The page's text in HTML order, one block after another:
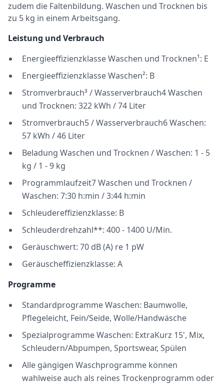
zudem die Faltenbildung. Waschen und Trocknen bis
zu 5 kg in einem Arbeitsgang.
Leistung und Verbrauch
Energieeffizienzklasse Waschen und Trocknen¹: E
Energieeffizienzklasse Waschen²: B
Stromverbrauch³ / Wasserverbrauch4 Waschen
und Trocknen: 322 kWh / 74 Liter
Stromverbrauch5 / Wasserverbrauch6 Waschen:
57 kWh / 46 Liter
Beladung Waschen und Trocknen / Waschen: 1 - 5
kg / 1 - 9 kg
Programmlaufzeit7 Waschen und Trocknen /
Waschen: 7:30 h:min / 3:44 h:min
Schleudereffizienzklasse: B
Schleuderdrehzahl**: 400 - 1400 U/Min.
Geräuschwert: 70 dB (A) re 1 pW
Geräuscheffizienzklasse: A
Programme
Standardprogramme Waschen: Baumwolle,
Pflegeleicht, Fein/Seide, Wolle/Handwäsche
Spezialprogramme Waschen: ExtraKurz 15', Mix,
Schleudern/Abpumpen, Sportswear, Spülen
Alle gängigen Waschprogramme können
wahlweise auch als reines Trockenprogramm oder